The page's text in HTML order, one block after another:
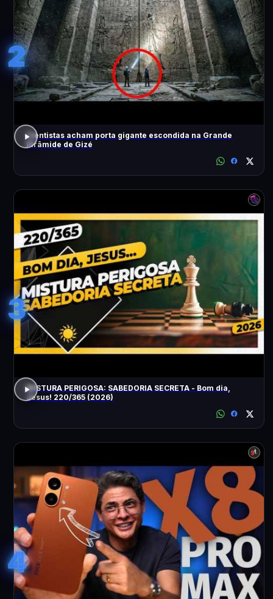
2
Cientistas acham porta gigante escondida na Grande
Pirâmide de Gizé
3
MISTURA PERIGOSA: SABEDORIA SECRETA - Bom dia,
Jesus! 220/365 (2026)
4